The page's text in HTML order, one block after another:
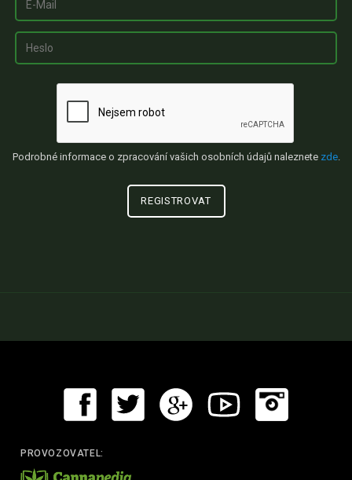
Podrobné informace o zpracování vašich osobních údajů naleznete zde.
PROVOZOVATEL: